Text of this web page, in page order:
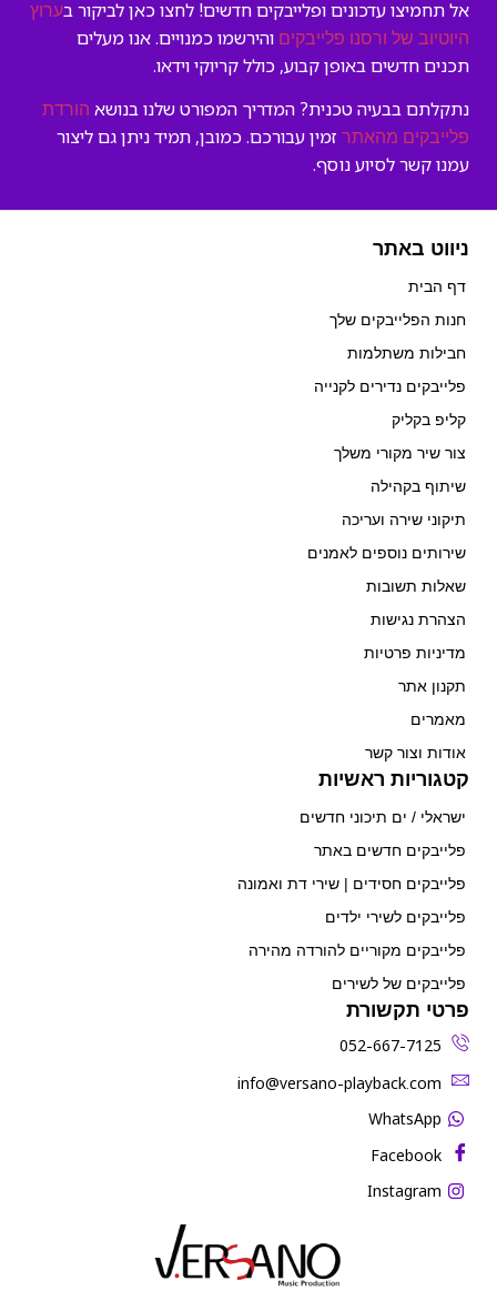
אל תחמיצו עדכונים ופלייבקים חדשים! לחצו כאן לביקור בערוץ
היוטיוב של ורסנו פלייבקים והירשמו כמנויים. אנו מעלים
תכנים חדשים באופן קבוע, כולל קריוקי וידאו.
נתקלתם בבעיה טכנית? המדריך המפורט שלנו בנושא הורדת
פלייבקים מהאתר זמין עבורכם. כמובן, תמיד ניתן גם ליצור
עמנו קשר לסיוע נוסף.
ניווט באתר
דף הבית
חנות הפלייבקים שלך
חבילות משתלמות
פלייבקים נדירים לקנייה
קליפ בקליק
צור שיר מקורי משלך
שיתוף בקהילה
תיקוני שירה ועריכה
שירותים נוספים לאמנים
שאלות תשובות
הצהרת נגישות
מדיניות פרטיות
תקנון אתר
מאמרים
אודות וצור קשר
קטגוריות ראשיות
ישראלי / ים תיכוני חדשים
פלייבקים חדשים באתר
פלייבקים חסידים | שירי דת ואמונה
פלייבקים לשירי ילדים
פלייבקים מקוריים להורדה מהירה
פלייבקים של לשירים
פרטי תקשורת
052-667-7125
‫info@versano-playback.com‬
WhatsApp
Facebook
Instagram